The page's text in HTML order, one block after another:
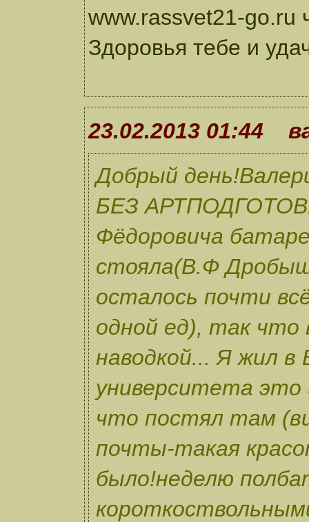
www.rassvet21-go.ru
Здоровья тебе и
23.02.2013 01:44
Добрый
БЕЗ
Фёдоровича
стояла(В.Ф
осталось почти
одной ед), так что
наводкой... Я жил в
университета
что постял там
почты-такая
было!неделю